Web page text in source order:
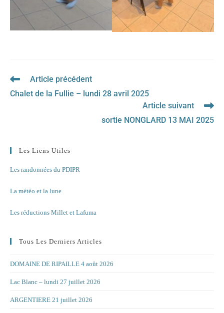
Read
articles
Article précédent
Chalet de la Fullie – lundi 28 avril 2025
Article suivant
sortie NONGLARD 13 MAI 2025
Les Liens Utiles
Les randonnées du PDIPR
La météo et la lune
Les réductions Millet et Lafuma
Tous Les Derniers Articles
DOMAINE DE RIPAILLE 4 août 2026
Lac Blanc – lundi 27 juillet 2026
ARGENTIERE 21 juillet 2026